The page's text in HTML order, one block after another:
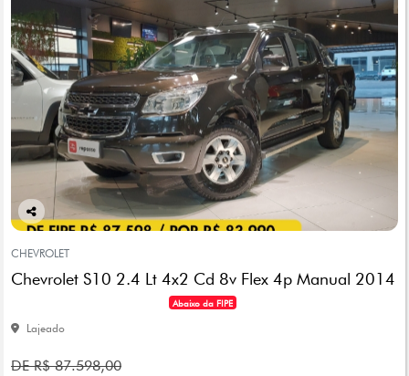
Co
arti
lhe
CHEVROLET
Chevrolet S10 2.4 Lt 4x2 Cd 8v Flex 4p Manual 2014
Abaixo da FIPE
Lajeado
DE R$ 87.598,00